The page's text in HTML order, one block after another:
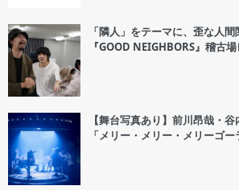
「隣人」をテーマに、歪な人
『GOOD NEIGHBORS』稽古
【舞台写真あり】前川昂哉・
「メリー・メリー・メリーゴ